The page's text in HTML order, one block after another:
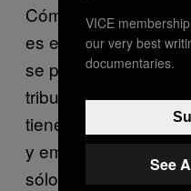
Cómo se financiará
es el Estado quien
se pondrá en
tributaria si los
tienen que hacer
y embargos de la
sólo algunas de las
VICE
our very best
documentaries.
See